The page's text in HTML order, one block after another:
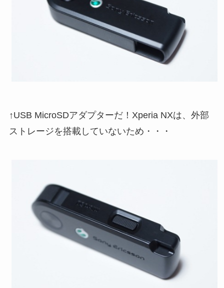
↑USB MicroSDアダプターだ！Xperia NXは、外部
ストレージを搭載していないため・・・